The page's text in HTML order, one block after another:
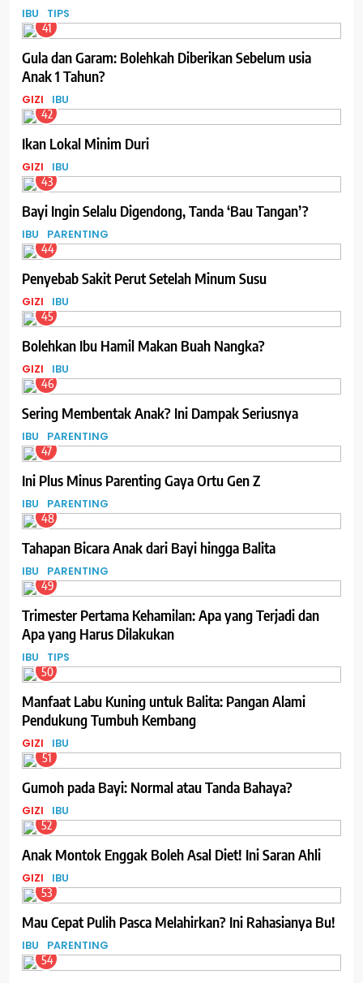
IBU TIPS
41
Gula dan Garam: Bolehkah Diberikan Sebelum usia
Anak 1 Tahun?
GIZI IBU
42
Ikan Lokal Minim Duri
GIZI IBU
43
Bayi Ingin Selalu Digendong, Tanda ‘Bau Tangan’?
IBU PARENTING
44
Penyebab Sakit Perut Setelah Minum Susu
GIZI IBU
45
Bolehkan Ibu Hamil Makan Buah Nangka?
GIZI IBU
46
Sering Membentak Anak? Ini Dampak Seriusnya
IBU PARENTING
47
Ini Plus Minus Parenting Gaya Ortu Gen Z
IBU PARENTING
48
Tahapan Bicara Anak dari Bayi hingga Balita
IBU PARENTING
49
Trimester Pertama Kehamilan: Apa yang Terjadi dan
Apa yang Harus Dilakukan
IBU TIPS
50
Manfaat Labu Kuning untuk Balita: Pangan Alami
Pendukung Tumbuh Kembang
GIZI IBU
51
Gumoh pada Bayi: Normal atau Tanda Bahaya?
GIZI IBU
52
Anak Montok Enggak Boleh Asal Diet! Ini Saran Ahli
GIZI IBU
53
Mau Cepat Pulih Pasca Melahirkan? Ini Rahasianya Bu!
IBU PARENTING
54